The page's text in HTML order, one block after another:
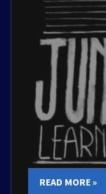
READ MORE »